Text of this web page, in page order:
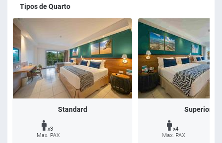
Tipos de Quarto
Standard
x3
Max. PAX
Superior
x4
Max. PAX